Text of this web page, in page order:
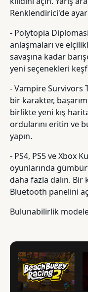
Renklendirici'de
- Polytopia
anlaşmaları ve
savaşına kadar
yeni seçenekleri
- Vampire Survivors
bir karakter,
birlikte yeni kış
ordularını eritin ve
yapın.
- PS4, PS5 ve Xbox
oyunlarında
daha fazla dalın. Bir
Bluetooth panelini
Bulunabilirlik